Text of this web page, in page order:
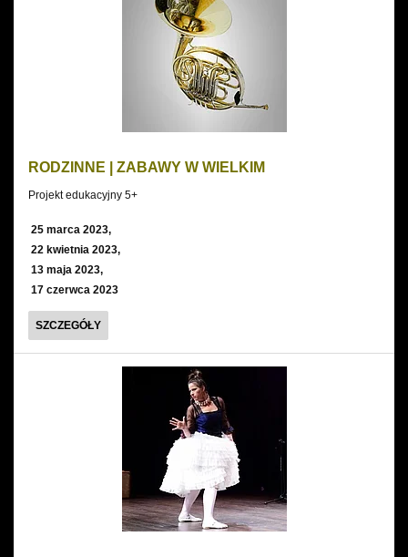
RODZINNE | ZABAWY W WIELKIM
Projekt edukacyjny 5+
25 marca 2023,
22 kwietnia 2023,
13 maja 2023,
17 czerwca 2023
SZCZEGÓŁYRODZINNE
|